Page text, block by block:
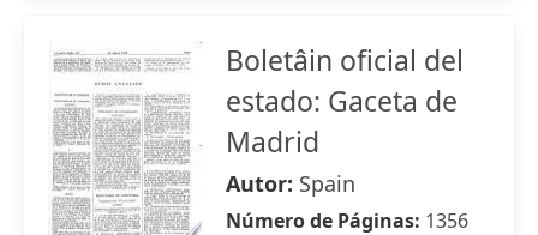
Boletâin oficial del
estado: Gaceta de
Madrid
Autor: Spain
Número de Páginas: 1356